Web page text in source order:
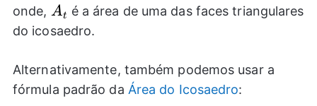
onde, A_{t}
At é a área de uma das faces triangulares
do icosaedro.
Alternativamente, também podemos usar a
fórmula padrão da Área do Icosaedro: